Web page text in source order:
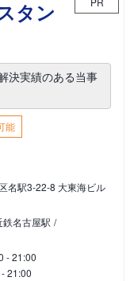
タン
決実績のある当事
能
名駅3-22-8 大東海ビル
名古屋駅
- 21:00
21:00